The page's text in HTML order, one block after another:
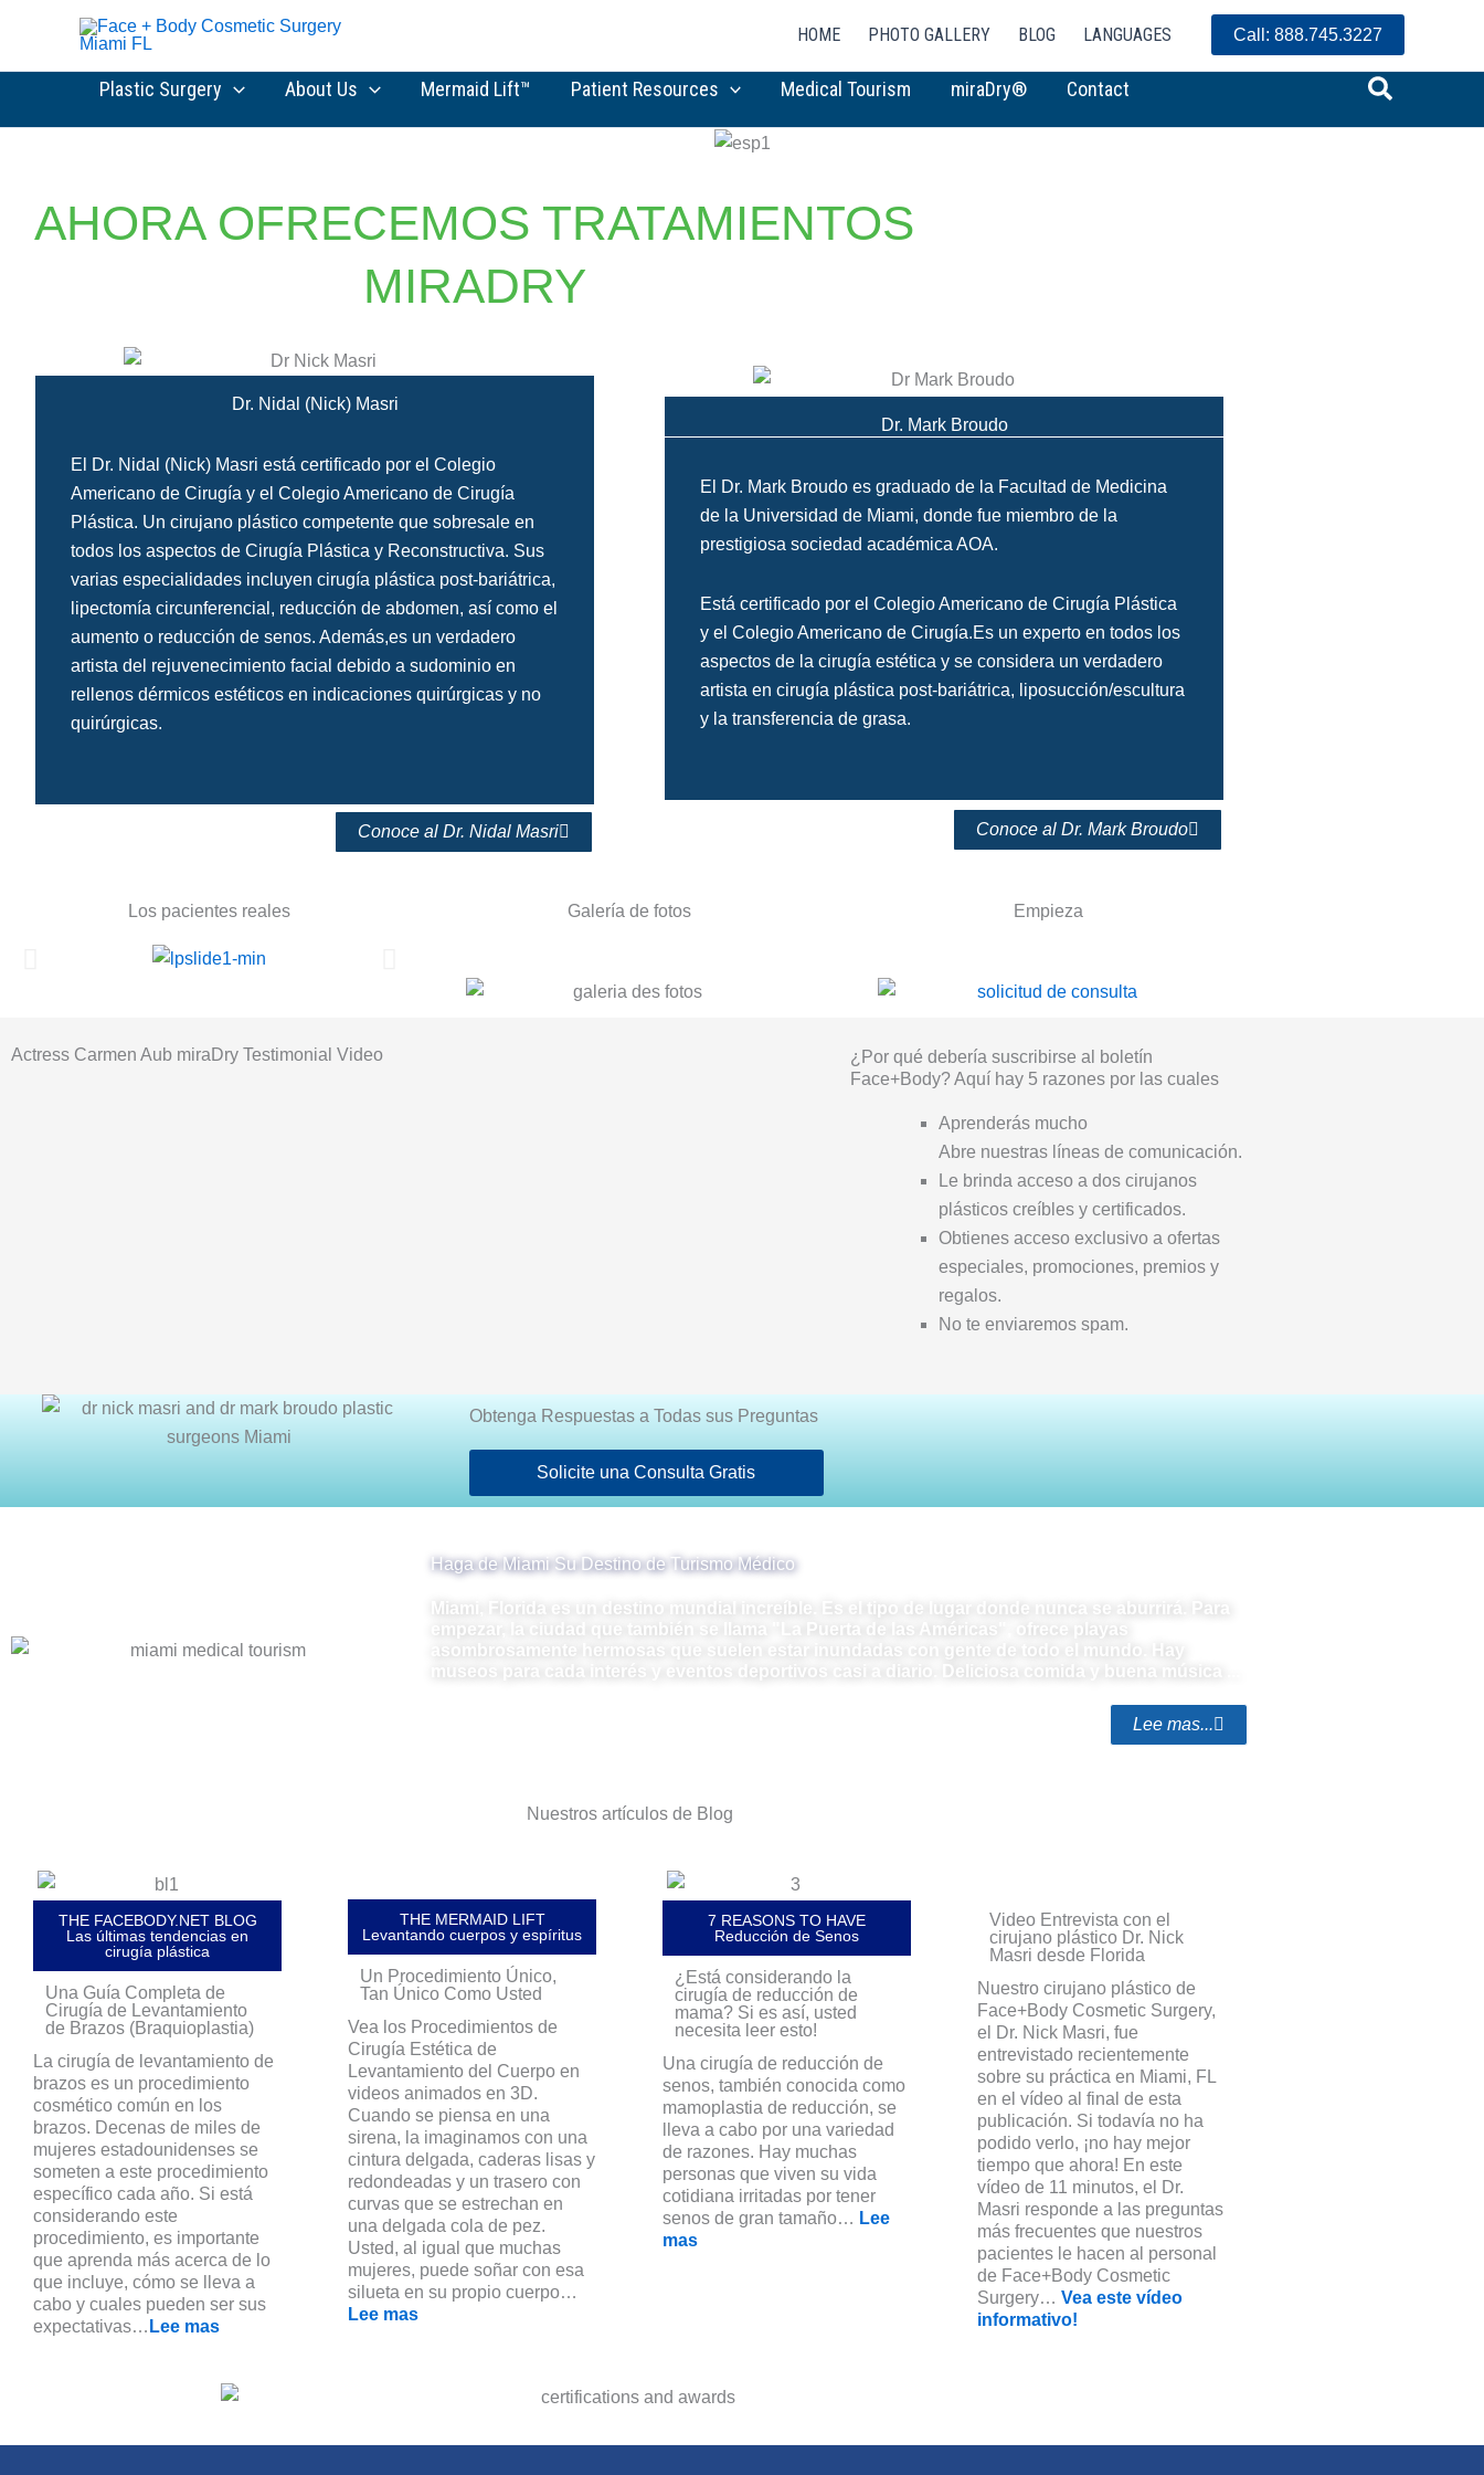
content
HOME PHOTO GALLERY BLOG LANGUAGES Call: 888.745.3227
Plastic Surgery About Us Mermaid Lift™ Patient Resources Medical Tourism miraDry® Contact Search
AHORA OFRECEMOS TRATAMIENTOS
MIRADRY
Dr. Nidal (Nick) Masri
El Dr. Nidal (Nick) Masri está certificado por el Colegio
Americano de Cirugía y el Colegio Americano de Cirugía
Plástica. Un cirujano plástico competente que sobresale en
todos los aspectos de Cirugía Plástica y Reconstructiva. Sus
varias especialidades incluyen cirugía plástica post-bariátrica,
lipectomía circunferencial, reducción de abdomen, así como el
aumento o reducción de senos. Además,es un verdadero
artista del rejuvenecimiento facial debido a sudominio en
rellenos dérmicos estéticos en indicaciones quirúrgicas y no
quirúrgicas.
Conoce al Dr. Nidal Masri
Dr. Mark Broudo
El Dr. Mark Broudo es graduado de la Facultad de Medicina
de la Universidad de Miami, donde fue miembro de la
prestigiosa sociedad académica AOA.
Está certificado por el Colegio Americano de Cirugía Plástica
y el Colegio Americano de Cirugía.Es un experto en todos los
aspectos de la cirugía estética y se considera un verdadero
artista en cirugía plástica post-bariátrica, liposucción/escultura
y la transferencia de grasa.
Conoce al Dr. Mark Broudo
Los pacientes reales Galería de fotos Empieza
Actress Carmen Aub miraDry Testimonial Video
¿Por qué debería suscribirse al boletín
Face+Body? Aquí hay 5 razones por las cuales
Aprenderás mucho
Abre nuestras líneas de comunicación.
Le brinda acceso a dos cirujanos
plásticos creíbles y certificados.
Obtienes acceso exclusivo a ofertas
especiales, promociones, premios y
regalos.
No te enviaremos spam.
Obtenga Respuestas a Todas sus Preguntas
Solicite una Consulta Gratis
Haga de Miami Su Destino de Turismo Médico
Miami, Florida es un destino mundial increíble. Es el tipo de lugar donde nunca se aburrirá. Para
empezar, la ciudad que también se llama "La Puerta de las Américas", ofrece playas
asombrosamente hermosas que suelen estar inundadas con gente de todo el mundo. Hay
museos para cada interés y eventos deportivos casi a diario. Deliciosa comida y buena música ...
Lee mas...
Nuestros artículos de Blog
THE FACEBODY.NET BLOG
Las últimas tendencias en
cirugía plástica
Una Guía Completa de
Cirugía de Levantamiento
de Brazos (Braquioplastia)
La cirugía de levantamiento de
brazos es un procedimiento
cosmético común en los
brazos. Decenas de miles de
mujeres estadounidenses se
someten a este procedimiento
específico cada año. Si está
considerando este
procedimiento, es importante
que aprenda más acerca de lo
que incluye, cómo se lleva a
cabo y cuales pueden ser sus
expectativas… Lee mas
THE MERMAID LIFT
Levantando cuerpos y espíritus
Un Procedimiento Único,
Tan Único Como Usted
Vea los Procedimientos de
Cirugía Estética de
Levantamiento del Cuerpo en
videos animados en 3D.
Cuando se piensa en una
sirena, la imaginamos con una
cintura delgada, caderas lisas y
redondeadas y un trasero con
curvas que se estrechan en
una delgada cola de pez.
Usted, al igual que muchas
mujeres, puede soñar con esa
silueta en su propio cuerpo…
Lee mas
7 REASONS TO HAVE
Reducción de Senos
¿Está considerando la
cirugía de reducción de
mama? Si es así, usted
necesita leer esto!
Una cirugía de reducción de
senos, también conocida como
mamoplastia de reducción, se
lleva a cabo por una variedad
de razones. Hay muchas
personas que viven su vida
cotidiana irritadas por tener
senos de gran tamaño… Lee
mas
Video Entrevista con el
cirujano plástico Dr. Nick
Masri desde Florida
Nuestro cirujano plástico de
Face+Body Cosmetic Surgery,
el Dr. Nick Masri, fue
entrevistado recientemente
sobre su práctica en Miami, FL
en el vídeo al final de esta
publicación. Si todavía no ha
podido verlo, ¡no hay mejor
tiempo que ahora! En este
vídeo de 11 minutos, el Dr.
Masri responde a las preguntas
más frecuentes que nuestros
pacientes le hacen al personal
de Face+Body Cosmetic
Surgery… Vea este vídeo
informativo!